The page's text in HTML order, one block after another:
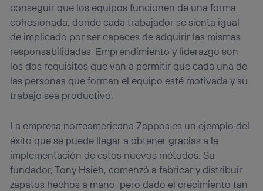
conseguir que los equipos funcionen de una forma
cohesionada, donde cada trabajador se sienta igual
de implicado por ser capaces de adquirir las mismas
responsabilidades. Emprendimiento y liderazgo son
los dos requisitos que van a permitir que cada una de
las personas que forman el equipo esté motivada y su
trabajo sea productivo.
La empresa norteamericana Zappos es un ejemplo del
éxito que se puede llegar a obtener gracias a la
implementación de estos nuevos métodos. Su
fundador, Tony Hsieh, comenzó a fabricar y distribuir
zapatos hechos a mano, pero dado el crecimiento tan